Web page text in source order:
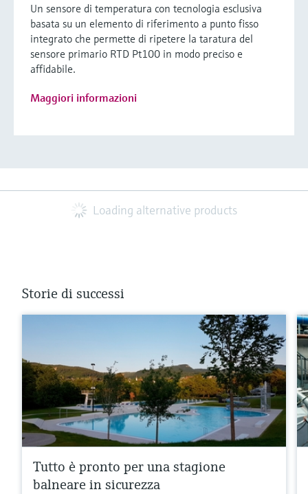
Un sensore di temperatura con tecnologia esclusiva
basata su un elemento di riferimento a punto fisso
integrato che permette di ripetere la taratura del
sensore primario RTD Pt100 in modo preciso e
affidabile.
Maggiori informazioni
Loading alternative products
Storie di successi
Tutto è pronto per una stagione
balneare in sicurezza